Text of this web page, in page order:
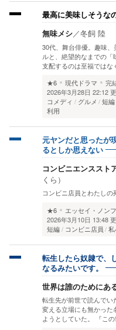
最高に美味しそうな
無味メシ／冬飼 陸
30代、舞台俳優。趣味
ルと、絶望的なまでの
支配するのは至福では
★6
現代ドラマ 完
2026年3月28日 22:12
コメディ
グルメ 短編
利用
元ヤンだと思ったが
るとしか思えない
コンビニエンススト
くら）
コンビニ店員とわたしの
★6
エッセイ・ノン
2026年3月10日 13:48
短編
コンビニ店員
転生したら奴隷で、
なるみたいです。
世界は誰のためにあ
転生先が前世で読んでい
変える立場にも無かっ
ようとしていた。 『こ